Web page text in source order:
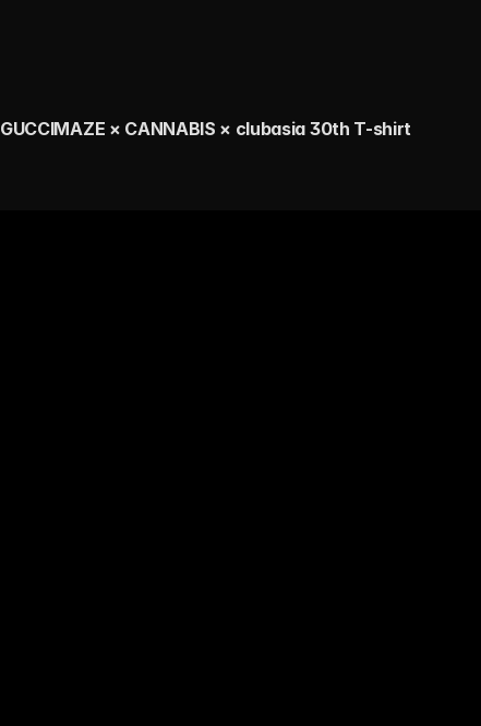
GUCCIMAZE × CANNABIS × clubasia 30th T-shirt